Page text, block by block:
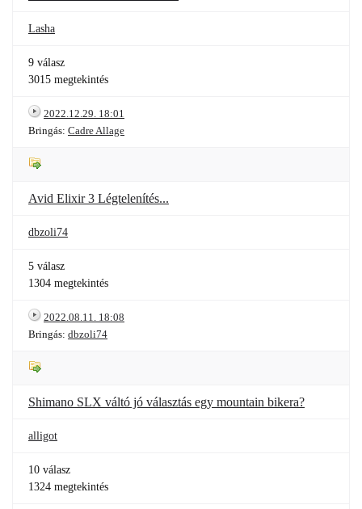
Lasha
9 válasz
3015 megtekintés
2022.12.29. 18:01
Bringás: Cadre Allage
Avid Elixir 3 Légtelenítés...
dbzoli74
5 válasz
1304 megtekintés
2022.08.11. 18:08
Bringás: dbzoli74
Shimano SLX váltó jó választás egy mountain bikera?
alligot
10 válasz
1324 megtekintés